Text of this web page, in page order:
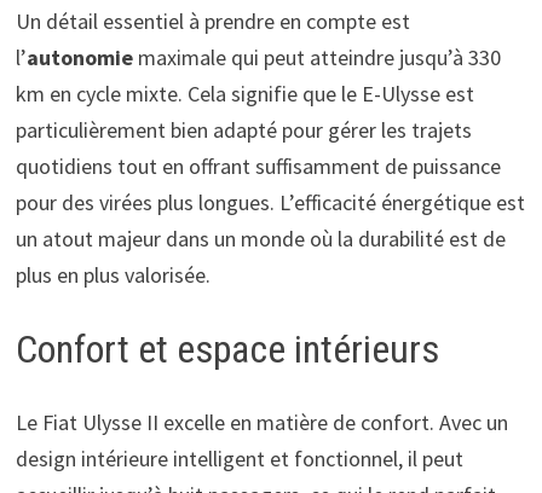
Un détail essentiel à prendre en compte est
l’autonomiemaximale qui peut atteindre jusqu’à 330
km en cycle mixte. Cela signifie que le E-Ulysse est
particulièrement bien adapté pour gérer les trajets
quotidiens tout en offrant suffisamment de puissance
pour des virées plus longues. L’efficacité énergétique est
un atout majeur dans un monde où la durabilité est de
plus en plus valorisée.
Confort et espace intérieurs
Le Fiat Ulysse II excelle en matière de confort. Avec un
design intérieure intelligent et fonctionnel, il peut